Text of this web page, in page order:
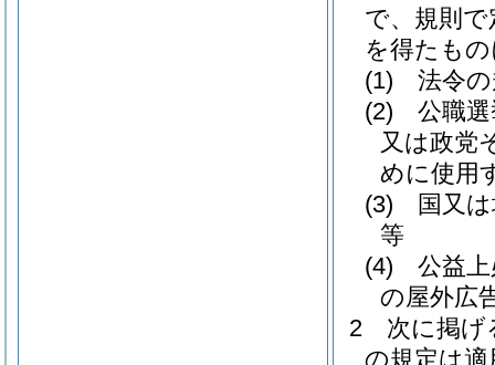
で、規則
を得たも
(1)
法令
(2)
公職
又は政党
めに使用
(3)
国又
等
(4)
公益
の屋外広
2
次に掲げ
の規定は